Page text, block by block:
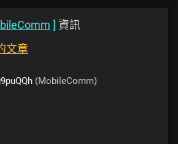
] 資訊
文章
(MobileComm)